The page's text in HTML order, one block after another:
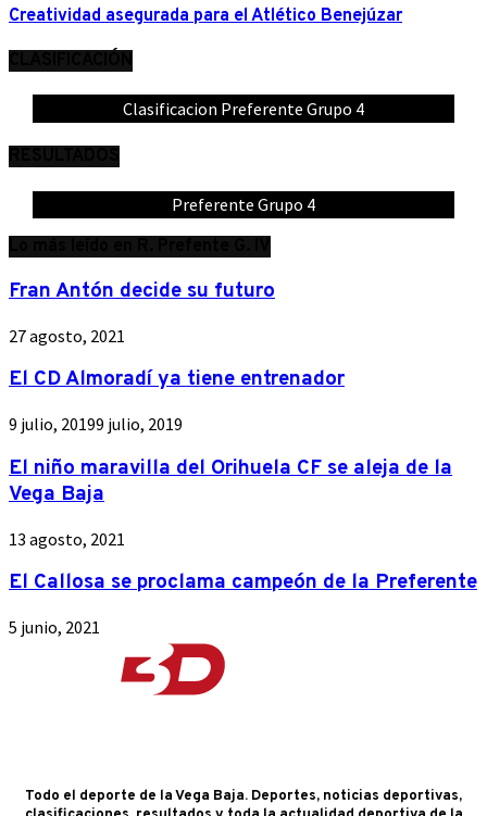
Creatividad asegurada para el Atlético Benejúzar
Clasificacion Preferente Grupo 4
Preferente Grupo 4
Fran Antón decide su futuro
27 agosto, 2021
El CD Almoradí ya tiene entrenador
9 julio, 20199 julio, 2019
El niño maravilla del Orihuela CF se aleja de la
Vega Baja
13 agosto, 2021
El Callosa se proclama campeón de la Preferente
5 junio, 2021
Todo el deporte de la Vega Baja. Deportes, noticias deportivas,